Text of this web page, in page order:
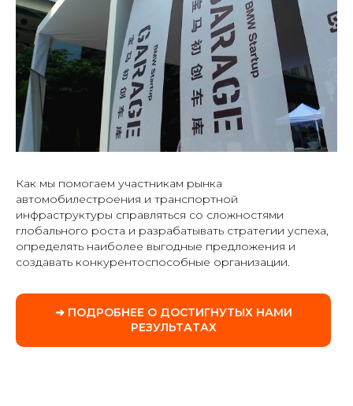
Как мы помогаем участникам рынка
автомобилестроения и транспортной
инфраструктуры справляться со сложностями
глобального роста и разрабатывать стратегии успеха,
определять наиболее выгодные предложения и
создавать конкурентоспособные организации.
➜ ПОДРОБНЕЕ О ДОСТИГНУТЫХ НАМИ
РЕЗУЛЬТАТАХ